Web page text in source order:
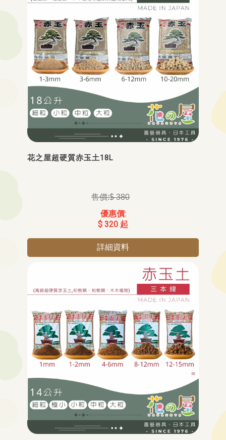
花之屋超硬質赤玉土18L
$ 380
$ 320 起
詳細資料